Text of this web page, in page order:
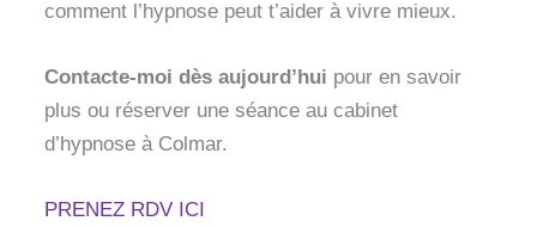
comment l’hypnose peut t’aider à vivre mieux.
Contacte-moi dès aujourd’hui pour en savoir
plus ou réserver une séance au cabinet
d’hypnose à Colmar.
PRENEZ RDV ICI